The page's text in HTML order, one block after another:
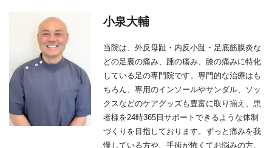
小泉大輔
当院は、外反母趾・内反小趾・足底筋膜炎な
どの足裏の痛み、踵の痛み、膝の痛みに特化
している足の専門院です。専門的な治療はも
ちろん、専用のインソールやサンダル、ソッ
クスなどのケアグッズも豊富に取り揃え、患
者様を24時365日サポートできるような体制
づくりを目指しております。ずっと痛みを我
慢している方や、手術が怖くてお悩みの方、